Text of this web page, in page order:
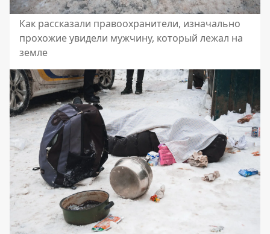
Как рассказали правоохранители, изначально
прохожие увидели мужчину, который лежал на
земле